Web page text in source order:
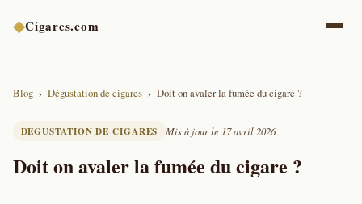
◆Cigares.com
Blog Dégustation de cigares Doit on avaler la fumée du cigare ?
DÉGUSTATION DE CIGARES Mis à jour le 17 avril 2026
Doit on avaler la fumée du cigare ?